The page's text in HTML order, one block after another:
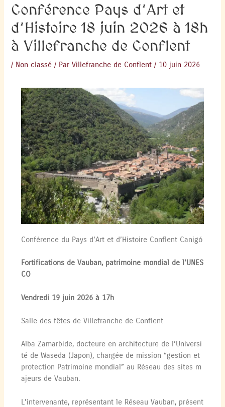
Conférence Pays d’Art et
d’Histoire 18 juin 2026 à 18h
à Villefranche de Conflent
/ Non classé / ParVillefranche de Conflent / 10 juin 2026
Conférence du Pays d’Art et d’Histoire Conflent Canigó
Fortifications de Vauban, patrimoine mondial de l’UNES
CO
Vendredi 19 juin 2026 à 17h
Salle des fêtes de Villefranche de Conflent
Alba Zamarbide, docteure en architecture de l’Universi
té de Waseda (Japon), chargée de mission “gestion et
protection Patrimoine mondial” au Réseau des sites m
ajeurs de Vauban.
L’intervenante, représentant le Réseau Vauban, présent